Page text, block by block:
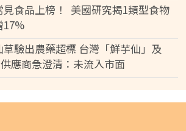
食品上榜！ 美國研究揭1類型食物
17%
驗出農藥超標 台灣「鮮芋仙」及
供應商急澄清：未流入市面